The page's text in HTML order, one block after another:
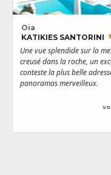
Oia
KATIKIES SANTORINI
Une vue splendide sur la
creusé dans la roche, un
conteste la plus belle
panoramas merveilleux.